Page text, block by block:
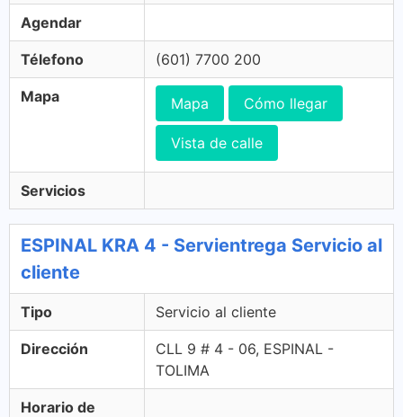
Agendar
Télefono (601) 7700 200
Mapa Mapa Cómo llegar
Vista de calle
Servicios
ESPINAL KRA 4 - Servientrega Servicio al
cliente
Tipo Servicio al cliente
Dirección
CLL 9 # 4 - 06, ESPINAL -
TOLIMA
Horario de